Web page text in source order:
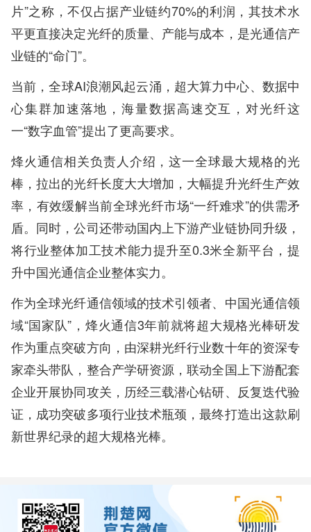
片”之称，不仅占据产业链约70%的利润，其技术水
平更直接决定光纤的质量、产能与成本，是光通信产
业链的“命门”。
当前，全球AI浪潮风起云涌，超大算力中心、数据中
心集群加速落地，海量数据高速交互，对光纤这
一“数字血管”提出了更高要求。
烽火通信相关负责人介绍，这一全球最大规格的光
棒，拉出的光纤长度大大增加，大幅提升光纤生产效
率，有效缓解当前全球光纤市场“一纤难求”的供需矛
盾。同时，公司还带动国内上下游产业链协同升级，
将行业整体加工技术能力提升至0.3米全新平台，提
升中国光通信企业整体实力。
作为全球光纤通信领域的技术引领者、中国光通信领
域“国家队”，烽火通信3年前就将超大规格光棒研发
作为重点突破方向，由深耕光纤行业数十年的资深专
家牵头带队，整合产学研资源，联动全国上下游配套
企业开展协同攻关，历经三载潜心钻研、反复迭代验
证，成功突破多项行业技术瓶颈，最终打造出这款刷
新世界纪录的超大规格光棒。